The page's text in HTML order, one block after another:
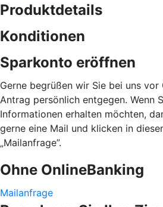
Produktdetails
Konditionen
Sparkonto eröffnen
Gerne begrüßen wir Sie bei uns vor
Antrag persönlich entgegen. Wenn
Informationen erhalten möchten,
gerne eine Mail und klicken in
„Mailanfrage”.
Ohne OnlineBanking
Mailanfrage